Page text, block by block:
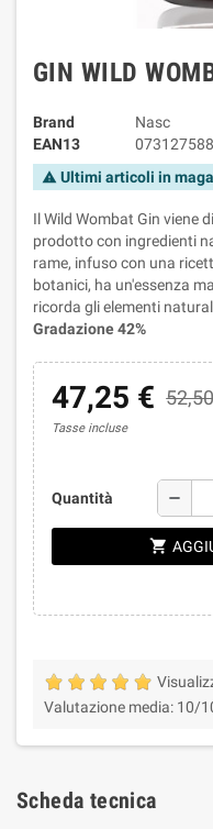
GIN WILD
Brand
Nasc
EAN13
warning Ultimi articoli in
Il Wild Wombat Gin viene
prodotto con ingredienti
rame, infuso con una
botanici, ha un'essenza
ricorda gli elementi
Gradazione 42%
47,25 €
Tasse incluse
Quantità remove
shopping_cart
Valutazione media: 10/
Scheda tecnica